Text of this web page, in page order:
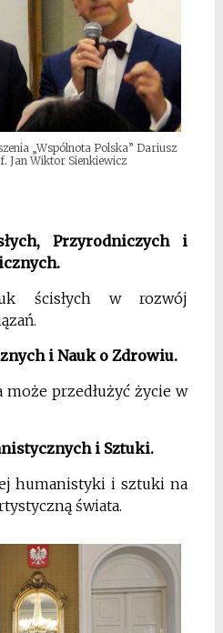
„Wspólnota Polska” Dariusz
Jan Wiktor Sienkiewicz
Przyrodniczych i
ścisłych w rozwój
i Nauk o Zdrowiu.
może przedłużyć życie w
i Sztuki.
humanistyki i sztuki na
świata.